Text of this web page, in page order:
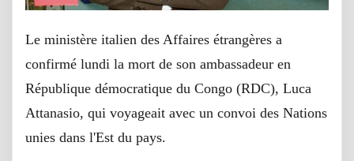
Le ministère italien des Affaires étrangères a
confirmé lundi la mort de son ambassadeur en
République démocratique du Congo (RDC), Luca
Attanasio, qui voyageait avec un convoi des Nations
unies dans l'Est du pays.